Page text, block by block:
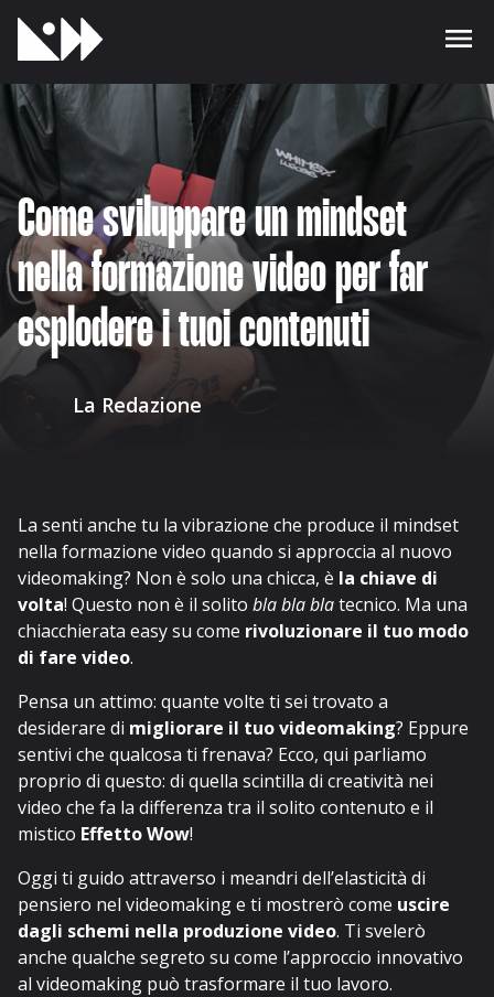
Come sviluppare un mindset
nella formazione video per far
esplodere i tuoi contenuti
La Redazione
La senti anche tu la vibrazione che produce il mindset
nella formazione video quando si approccia al nuovo
videomaking? Non è solo una chicca, è la chiave di
volta! Questo non è il solito bla bla blatecnico. Ma una
chiacchierata easy su come rivoluzionare il tuo modo
di fare video.
Pensa un attimo: quante volte ti sei trovato a
desiderare di migliorare il tuo videomaking? Eppure
sentivi che qualcosa ti frenava? Ecco, qui parliamo
proprio di questo: di quella scintilla di creatività nei
video che fa la differenza tra il solito contenuto e il
mistico Effetto Wow!
Oggi ti guido attraverso i meandri dell’elasticità di
pensiero nel videomaking e ti mostrerò come uscire
dagli schemi nella produzione video. Ti svelerò
anche qualche segreto su come l’approccio innovativo
al videomaking può trasformare il tuo lavoro.